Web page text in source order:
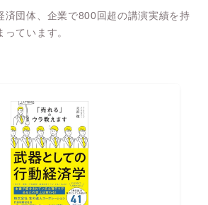
済団体、企業で800回超の講演実績を持
ています。